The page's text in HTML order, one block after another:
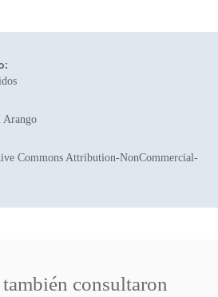
Arango
Commons Attribution-NonCommercial-
consultaron